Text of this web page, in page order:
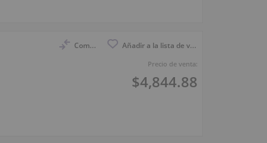
Compara Añadir a la lista de vigilancia
Precio de venta:
$4,844.88